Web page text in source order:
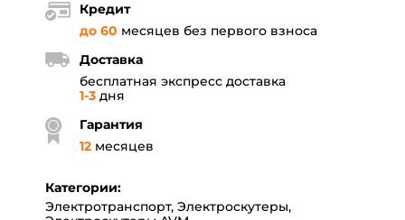
Кредит
до 60 месяцев без первого взноса
Доставка
бесплатная экспресс доставка
1-3 дня
Гарантия
12 месяцев
Категории:
Электротранспорт, Электроскутеры,